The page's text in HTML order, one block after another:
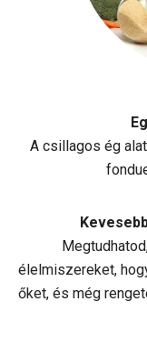
A csillagos ég
élelmiszereket,
őket, és még